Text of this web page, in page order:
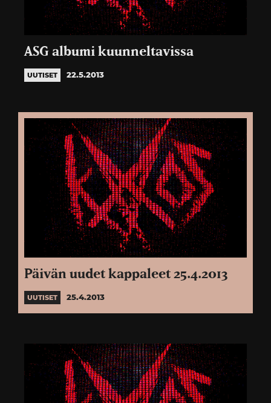
ASG albumi kuunneltavissa
UUTISET 22.5.2013
Päivän uudet kappaleet 25.4.2013
UUTISET 25.4.2013